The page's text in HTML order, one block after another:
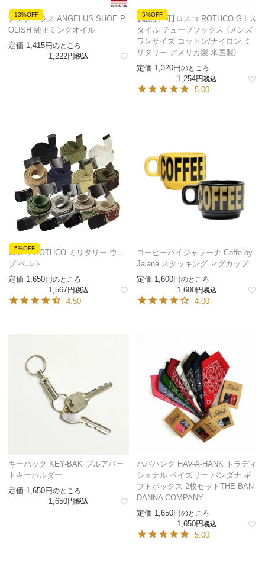
13%OFF
アンジェラス ANGELUS SHOE P
OLISH 純正ミンクオイル
定価 1,415 のところ
1,222 税込
5%OFF
【返品不可】ロスコ ROTHCO G.I.ス
タイル チューブソックス （メンズ
ワンサイズ コットン/ナイロン ミ
リタリー アメリカ製 米国製）
定価 1,320 のところ
1,254 税込
5.00
5%OFF
ロスコ ROTHCO ミリタリー ウェ
ブ ベルト
定価 1,650 のところ
1,567 税込
4.50
コーヒーバイジャラーナ Coffe by
Jalana スタッキング マグカップ
定価 1,600 のところ
1,600 税込
4.00
キーバック KEY-BAK プルアパー
トキーホルダー
定価 1,650 のところ
1,650 税込
ハバハンク HAV-A-HANK トラディ
ショナル ペイズリー バンダナ ギ
フトボックス 2枚セットTHE BAN
DANNA COMPANY
定価 1,650 のところ
1,650 税込
5.00